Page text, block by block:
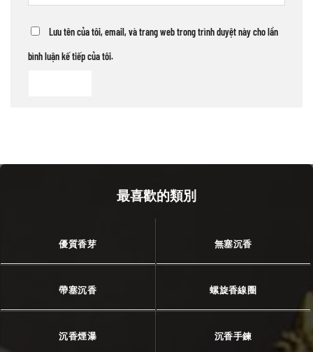
Lưu tên của tôi, email, và trang web trong trình duyệt này cho lần
bình luận kế tiếp của tôi.
最喜歡的類別
優質香芽 無塞沉香
帶塞沉香 螺旋香線圈
沉香煙瀑 沉香手鍊